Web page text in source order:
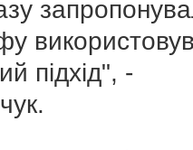
підхід", -